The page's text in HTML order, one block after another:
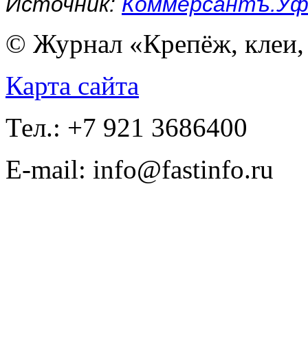
© Журнал «Крепёж, клеи,
Карта сайта
Тел.: +7 921 3686400
E-mail: info@fastinfo.ru